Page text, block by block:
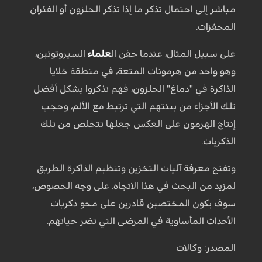
مباشر إلى احتمال تذكر ما إذا تذكر الحلزون أو الفئران
المحفزات.
على سبيل المثال، عندما حقن العلماءالسيروتونين،
وهو واحد من هرمونات المتعة، في منطقة خلايا
الذاكرة في "دماغ" الحلزون، فهم تذكروا بشكل أفضل
تلك الأجزاء من بيئتهم التي ترتبط مع الألم، وحجب
إنتاج الهرمون على العكس جعلها تتخلص من تلك
الذكريات.
وتفتح معرفة آليات التخزين وتنظيم الذاكرة الطريق
لمزيد من البحث في هذا الاتجاه. على وجه الخصوص،
سوف يكون المختصين قادرين على محو ذكريات
الأحداث المأساوية في المرضى التي تضر حياتهم.
المصدر: وكالات